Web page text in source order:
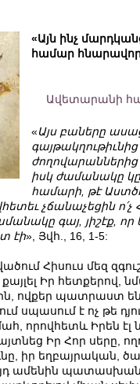
«Այն ինչ
համար հնարավոր
Ավետարանի
«Այս բաները
գայթակղութիւնից
ժողովարաններից
իսկ ժամանակը կը
համարի թէ
չճանաչեցին ո՛չ
գայ, յիշէք, որ
էի», Յվհ., 16, 1-5:
Հիսուս մեզ
Իր հետքերով,
ովքեր պատրաստ
սպասում է ոչ թե
որովհետև Իրեն էլ
Իր Հոր սերը,
իր եղբայրական,
ամենին